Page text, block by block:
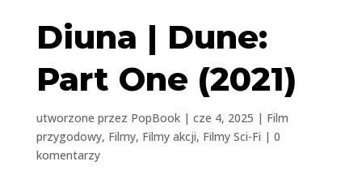
Diuna | Dune:
Part One (2021)
utworzone przez PopBook| cze 4, 2025 | Film
przygodowy, Filmy, Filmy akcji, Filmy Sci-Fi | 0
komentarzy